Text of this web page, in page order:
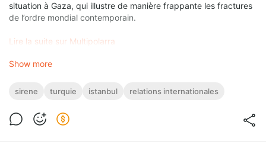
situation à Gaza, qui illustre de manière frappante les fractures
de l’ordre mondial contemporain.
Lire la suite sur Multipolarra
Show more
sirene turquie istanbul relations internationales